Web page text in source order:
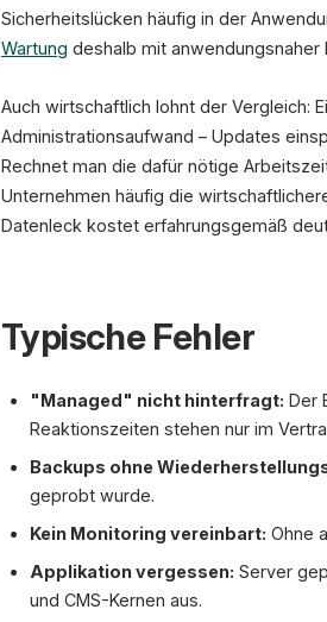
Sicherheitslücken häufig in der
Wartung deshalb mit
Auch wirtschaftlich lohnt der Vergleich:
Administrationsaufwand – Updates
Rechnet man die dafür nötige
Unternehmen häufig die
Datenleck kostet erfahrungsgemäß
Typische Fehler
"Managed" nicht hinterfragt: Der
Reaktionszeiten stehen nur im
Backups ohne
geprobt wurde.
Kein Monitoring vereinbart: Ohne
Applikation vergessen: Server
und CMS-Kernen aus.